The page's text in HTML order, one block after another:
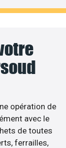
opération de
avec le
de toutes
ferrailles,